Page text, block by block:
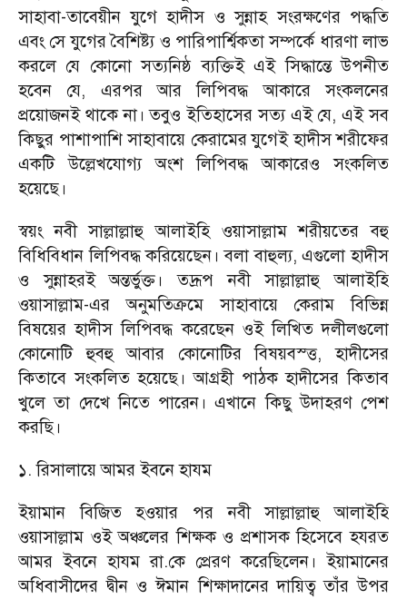
সাহাবা-তাবেয়ীন যুগে হাদীস ও সুন্নাহ সংরক্ষণের পদ্ধতি
এবং সে যুগের বৈশিষ্ট্য ও পারিপার্শ্বিকতা সম্পর্কে ধারণা লাভ
করলে যে কোনো সত্যনিষ্ঠ ব্যক্তিই এই সিদ্ধান্তে উপনীত
হবেন যে, এরপর আর লিপিবদ্ধ আকারে সংকলনের
প্রয়োজনই থাকে না। তবুও ইতিহাসের সত্য এই যে, এই সব
কিছুর পাশাপাশি সাহাবায়ে কেরামের যুগেই হাদীস শরীফের
একটি উল্লেখযোগ্য অংশ লিপিবদ্ধ আকারেও সংকলিত
হয়েছে।
স্বয়ং নবী সাল্লাল্লাহু আলাইহি ওয়াসাল্লাম শরীয়তের বহু
বিধিবিধান লিপিবদ্ধ করিয়েছেন। বলা বাহুল্য, এগুলো হাদীস
ও সুন্নাহরই অন্তর্ভুক্ত। তদ্রূপ নবী সাল্লাল্লাহু আলাইহি
ওয়াসাল্লাম-এর অনুমতিক্রমে সাহাবায়ে কেরাম বিভিন্ন
বিষয়ের হাদীস লিপিবদ্ধ করেছেন ওই লিখিত দলীলগুলো
কোনোটি হুবহু আবার কোনোটির বিষয়বস্ত্ত, হাদীসের
কিতাবে সংকলিত হয়েছে। আগ্রহী পাঠক হাদীসের কিতাব
খুলে তা দেখে নিতে পারেন। এখানে কিছু উদাহরণ পেশ
করছি।
১. রিসালায়ে আমর ইবনে হাযম
ইয়ামান বিজিত হওয়ার পর নবী সাল্লাল্লাহু আলাইহি
ওয়াসাল্লাম ওই অঞ্চলের শিক্ষক ও প্রশাসক হিসেবে হযরত
আমর ইবনে হাযম রা.কে প্রেরণ করেছিলেন। ইয়ামানের
অধিবাসীদের দ্বীন ও ঈমান শিক্ষাদানের দায়িত্ব তাঁর উপর